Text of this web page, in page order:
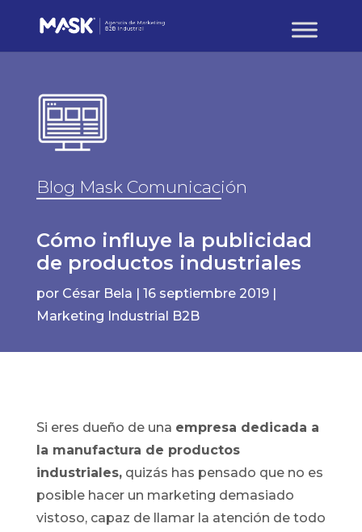
Blog Mask Comunicación
Cómo influye la publicidad
de productos industriales
por César Bela 16 septiembre 2019|
Marketing Industrial B2B
Si eres dueño de una empresa dedicada a
la manufactura de productos
industriales,quizás has pensado que no es
posible hacer un marketing demasiado
vistoso, capaz de llamar la atención de todo